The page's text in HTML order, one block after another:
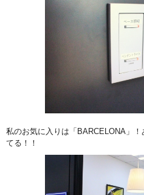
私のお気に入りは「BARCELONA」
てる！！